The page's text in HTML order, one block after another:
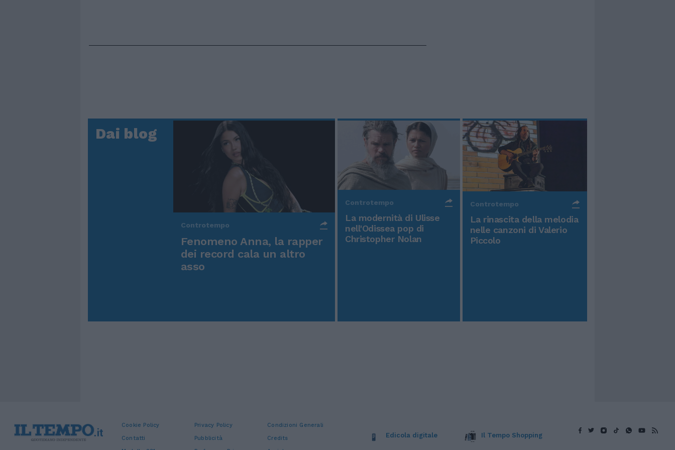
Dai blog
Controtempo
Fenomeno Anna, la rapper
dei record cala un altro
asso
Controtempo
La modernità di Ulisse
nell'Odissea pop di
Christopher Nolan
Controtempo
La rinascita della melodia
nelle canzoni di Valerio
Piccolo
Cookie Policy Privacy Policy
Condizioni Generali
Contatti
Pubblicità
Credits
Edicola digitale Il Tempo Shopping